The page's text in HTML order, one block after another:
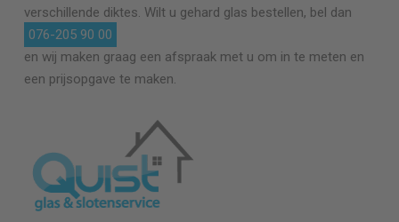
verschillende diktes. Wilt u gehard glas bestellen, bel dan
076-205 90 00
en wij maken graag een afspraak met u om in te meten en
een prijsopgave te maken.